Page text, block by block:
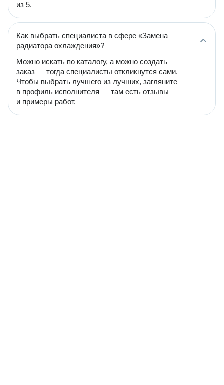
из 5.
Как выбрать специалиста в сфере «Замена
радиатора охлаждения»?
Можно искать по каталогу, а можно создать
заказ — тогда специалисты откликнутся сами.
Чтобы выбрать лучшего из лучших, загляните
в профиль исполнителя — там есть отзывы
и примеры работ.